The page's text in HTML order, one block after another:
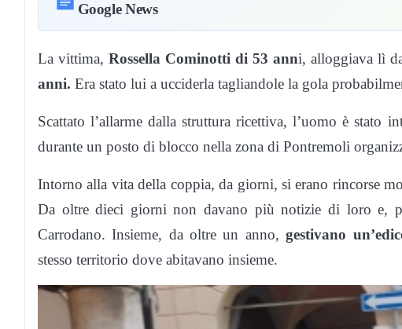
Google News
La vittima, Rossella Cominotti di 53 anni, alloggiava lì
anni. Era stato lui a ucciderla tagliandole la gola
Scattato l’allarme dalla struttura ricettiva, l’uomo è stato
durante un posto di blocco nella zona di Pontremoli
Intorno alla vita della coppia, da giorni, si erano rincorse
Da oltre dieci giorni non davano più notizie di loro e,
Carrodano. Insieme, da oltre un anno,gestivano
stesso territorio dove abitavano insieme.